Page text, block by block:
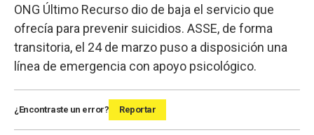
ONG Último Recurso dio de baja el servicio que
ofrecía para prevenir suicidios. ASSE, de forma
transitoria, el 24 de marzo puso a disposición una
línea de emergencia con apoyo psicológico.
¿Encontraste un error? Reportar